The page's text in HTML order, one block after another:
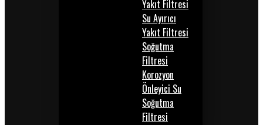
Yakıt Filtresi
Su Ayırıcı
Yakıt Filtresi
Soğutma
Filtresi
Korozyon
Önleyici Su
Soğutma
Filtresi